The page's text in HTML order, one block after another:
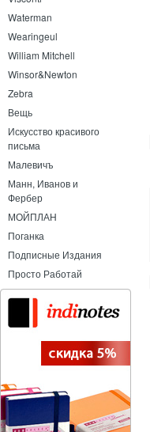
Waterman
Wearingeul
William Mitchell
Winsor&Newton
Zebra
Вещь
Искусство красивого
письма
Малевичъ
Манн, Иванов и
Фербер
МОЙПЛАН
Поганка
Подписные Издания
Просто Работай